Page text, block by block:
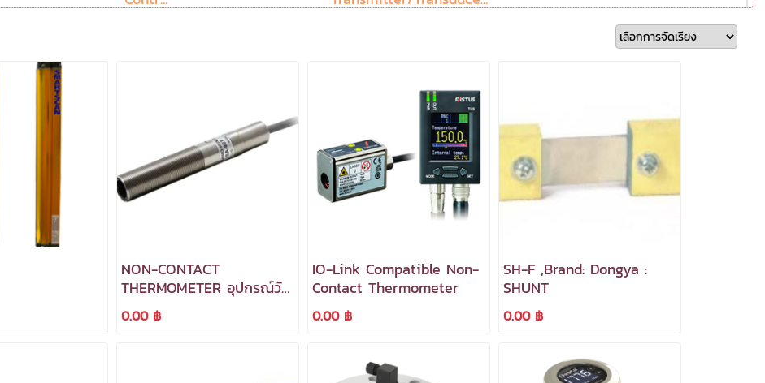
Wire Temperature Sensor &
NON-CONTACT
THERMOMETER อุปกรณ์วัด
อุณหภูมิไม่สัมผัสแบบ
อินฟราเรด
0.00 ฿
IO-Link Compatible Non-
Contact Thermometer
0.00 ฿
SH-F ,Brand: Dongya :
SHUNT
0.00 ฿